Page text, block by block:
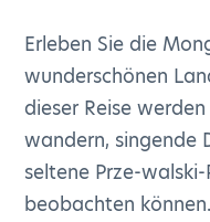
Erleben Sie die
wunderschönen
dieser Reise
wandern, singende
seltene Prze-
beobachten